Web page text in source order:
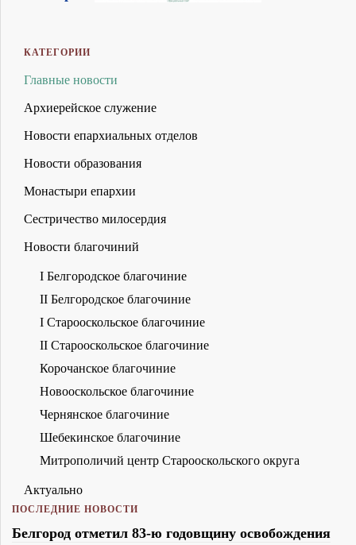
КАТЕГОРИИ
Главные новости
Архиерейское служение
Новости епархиальных отделов
Новости образования
Монастыри епархии
Сестричество милосердия
Новости благочиний
I Белгородское благочиние
II Белгородское благочиние
I Старооскольское благочиние
II Старооскольское благочиние
Корочанское благочиние
Новооскольское благочиние
Чернянское благочиние
Шебекинское благочиние
Митрополичий центр Старооскольского округа
Актуально
ПОСЛЕДНИЕ НОВОСТИ
Белгород отметил 83-ю годовщину освобождения